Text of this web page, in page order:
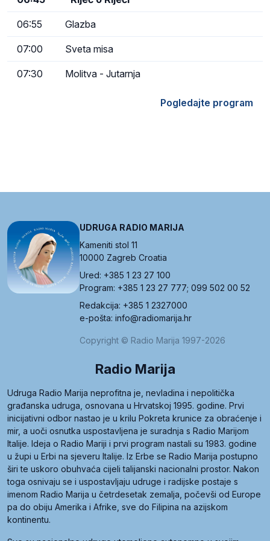
06:55 Glazba
07:00 Sveta misa
07:30 Molitva - Jutarnja
Pogledajte program
UDRUGA RADIO MARIJA
Kameniti stol 11
10000 Zagreb Croatia
Ured: +385 1 23 27 100
Program: +385 1 23 27 777; 099 502 00 52
Redakcija: +385 1 2327000
e-pošta: info@radiomarija.hr
Copyright © Radio Marija 1997-2026
Radio Marija
Udruga Radio Marija neprofitna je, nevladina i nepolitička
građanska udruga, osnovana u Hrvatskoj 1995. godine. Prvi
inicijativni odbor nastao je u krilu Pokreta krunice za obraćenje i
mir, a uoči osnutka uspostavljena je suradnja s Radio Marijom
Italije. Ideja o Radio Mariji i prvi program nastali su 1983. godine
u župi u Erbi na sjeveru Italije. Iz Erbe se Radio Marija postupno
širi te uskoro obuhvaća cijeli talijanski nacionalni prostor. Nakon
toga osnivaju se i uspostavljaju udruge i radijske postaje s
imenom Radio Marija u četrdesetak zemalja, počevši od Europe
pa do obiju Amerika i Afrike, sve do Filipina na azijskom
kontinentu.